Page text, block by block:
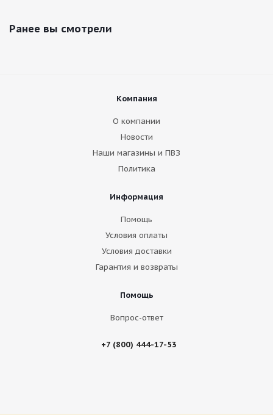
Ранее вы смотрели
Компания
О компании
Новости
Наши магазины и ПВЗ
Политика
Информация
Помощь
Условия оплаты
Условия доставки
Гарантия и возвраты
Помощь
Вопрос-ответ
+7 (800) 444-17-53